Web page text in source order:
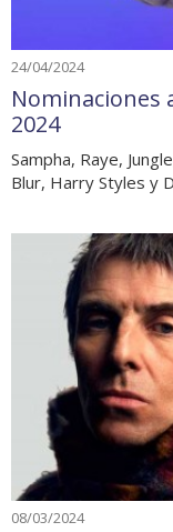
24/04/2024
Nominaciones
2024
Sampha, Raye,
Blur, Harry Styles y
08/03/2024